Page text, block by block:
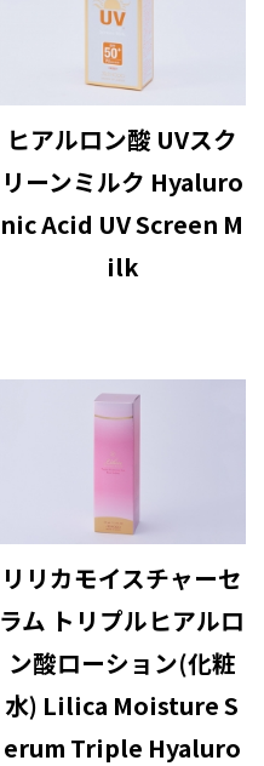
ヒアルロン酸 UVスク
リーンミルク Hyaluro
nic Acid UV Screen M
ilk
リリカモイスチャーセ
ラム トリプルヒアルロ
ン酸ローション(化粧
水) Lilica Moisture S
erum Triple Hyaluro